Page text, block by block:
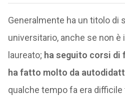
Generalmente ha un titolo di
universitario, anche se non
laureato; ha seguito corsi di
ha fatto molto da
qualche tempo fa era